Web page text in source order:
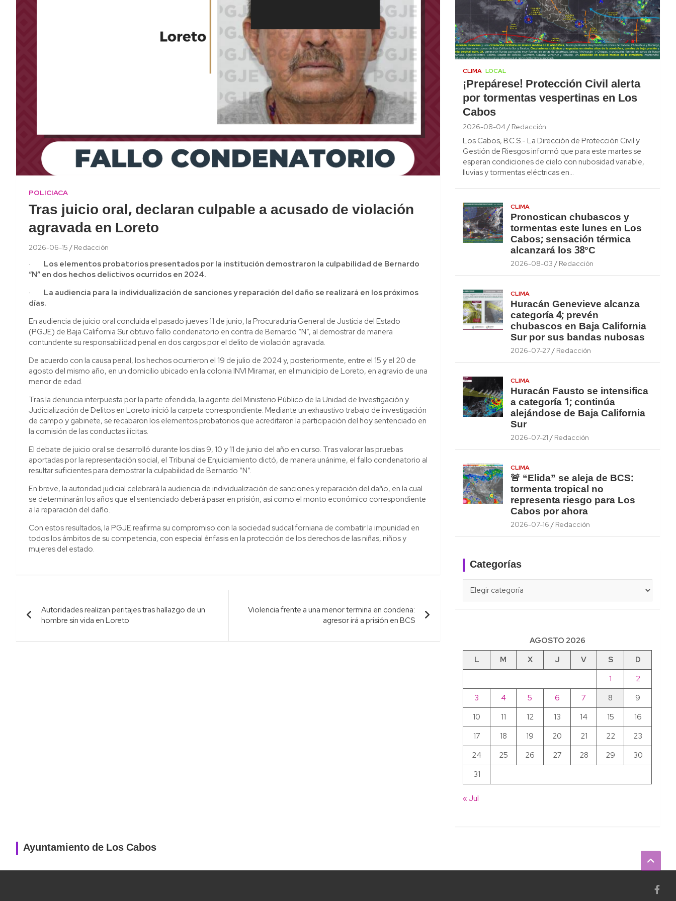
POLICIACA
Tras juicio oral, declaran culpable a acusado de violación
agravada en Loreto
2026-06-15 Redacción
· Los elementos probatorios presentados por la institución demostraron la culpabilidad de Bernardo
“N” en dos hechos delictivos ocurridos en 2024.
· La audiencia para la individualización de sanciones y reparación del daño se realizará en los próximos
días.
En audiencia de juicio oral concluida el pasado jueves 11 de junio, la Procuraduría General de Justicia del Estado
(PGJE) de Baja California Sur obtuvo fallo condenatorio en contra de Bernardo “N”, al demostrar de manera
contundente su responsabilidad penal en dos cargos por el delito de violación agravada.
De acuerdo con la causa penal, los hechos ocurrieron el 19 de julio de 2024 y, posteriormente, entre el 15 y el 20 de
agosto del mismo año, en un domicilio ubicado en la colonia INVI Miramar, en el municipio de Loreto, en agravio de una
menor de edad.
Tras la denuncia interpuesta por la parte ofendida, la agente del Ministerio Público de la Unidad de Investigación y
Judicialización de Delitos en Loreto inició la carpeta correspondiente. Mediante un exhaustivo trabajo de investigación
de campo y gabinete, se recabaron los elementos probatorios que acreditaron la participación del hoy sentenciado en
la comisión de las conductas ilícitas.
El debate de juicio oral se desarrolló durante los días 9, 10 y 11 de junio del año en curso. Tras valorar las pruebas
aportadas por la representación social, el Tribunal de Enjuiciamiento dictó, de manera unánime, el fallo condenatorio al
resultar suficientes para demostrar la culpabilidad de Bernardo “N”.
En breve, la autoridad judicial celebrará la audiencia de individualización de sanciones y reparación del daño, en la cual
se determinarán los años que el sentenciado deberá pasar en prisión, así como el monto económico correspondiente
a la reparación del daño.
Con estos resultados, la PGJE reafirma su compromiso con la sociedad sudcaliforniana de combatir la impunidad en
todos los ámbitos de su competencia, con especial énfasis en la protección de los derechos de las niñas, niños y
mujeres del estado.
Navegación
de
entradas
Autoridades realizan peritajes tras hallazgo de un
hombre sin vida en Loreto
Violencia frente a una menor termina en condena:
agresor irá a prisión en BCS
CLIMA LOCAL
¡Prepárese! Protección Civil alerta
por tormentas vespertinas en Los
Cabos
2026-08-04 Redacción
Los Cabos, B.C.S.- La Dirección de Protección Civil y
Gestión de Riesgos informó que para este martes se
esperan condiciones de cielo con nubosidad variable,
lluvias y tormentas eléctricas en…
CLIMA
Pronostican chubascos y
tormentas este lunes en Los
Cabos; sensación térmica
alcanzará los 38°C
2026-08-03 Redacción
CLIMA
Huracán Genevieve alcanza
categoría 4; prevén
chubascos en Baja California
Sur por sus bandas nubosas
2026-07-27 Redacción
CLIMA
Huracán Fausto se intensifica
a categoría 1; continúa
alejándose de Baja California
Sur
2026-07-21 Redacción
CLIMA
🚨 “Elida” se aleja de BCS:
tormenta tropical no
representa riesgo para Los
Cabos por ahora
2026-07-16 Redacción
Categorías
AGOSTO 2026
L
M X J V S
D
1
2
3
4 5 6 7 8
9
10
11 12 13 14 15
16
17
18 19 20 21 22
23
24
25 26 27 28 29
30
31
« Jul
Ayuntamiento de Los Cabos